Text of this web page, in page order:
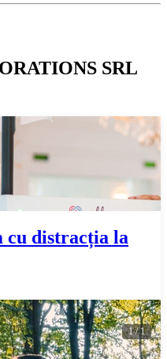
1 / 1
SRL
cu distracția la